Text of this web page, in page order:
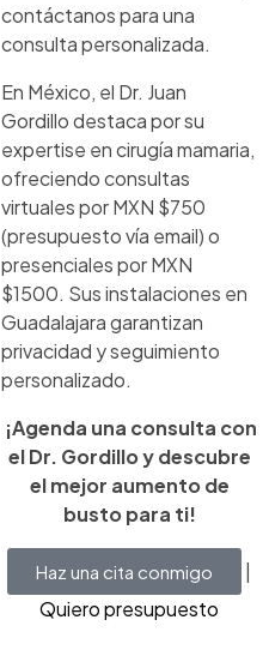
contáctanos para una
consulta personalizada.
En México, el Dr. Juan
Gordillo destaca por su
expertise en cirugía mamaria,
ofreciendo consultas
virtuales por MXN $750
(presupuesto vía email) o
presenciales por MXN
$1500. Sus instalaciones en
Guadalajara garantizan
privacidad y seguimiento
personalizado.
¡Agenda una consulta con
el Dr. Gordillo y descubre
el mejor aumento de
busto para ti!
Haz una cita conmigo
|
Quiero presupuesto